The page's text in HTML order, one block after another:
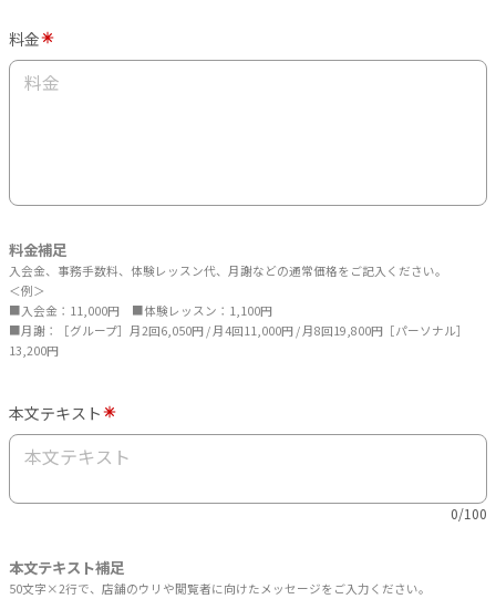
料金
料金補足
入会金、事務手数料、体験レッスン代、月謝などの通常価格をご記入ください。
＜例＞
■入会金：11,000円 ■体験レッスン：1,100円
■月謝：［グループ］月2回6,050円 / 月4回11,000円 / 月8回19,800円［パーソナル］
13,200円
本文テキスト
0/100
本文テキスト補足
50文字×2行で、店舗のウリや閲覧者に向けたメッセージをご入力ください。